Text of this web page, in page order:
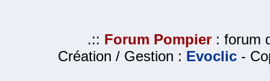
.:: Forum Pompier : forum
Création / Gestion : Evoclic -